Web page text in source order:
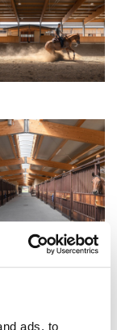
ads, to